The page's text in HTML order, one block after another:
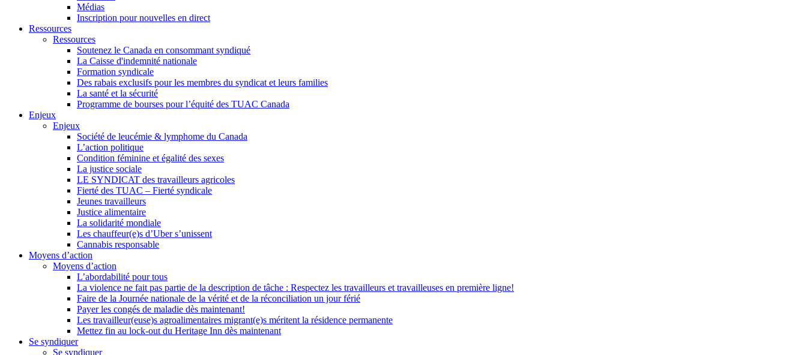
Médias
Inscription pour nouvelles en direct
Ressources
Ressources
Soutenez le Canada en consommant syndiqué
La Caisse d'indemnité nationale
Formation syndicale
Des rabais exclusifs pour les membres du syndicat et leurs families
La santé et la sécurité
Programme de bourses pour l’équité des TUAC Canada
Enjeux
Enjeux
Société de leucémie & lymphome du Canada
L’action politique
Condition féminine et égalité des sexes
La justice sociale
LE SYNDICAT des travailleurs agricoles
Fierté des TUAC – Fierté syndicale
Jeunes travailleurs
Justice alimentaire
La solidarité mondiale
Les chauffeur(e)s d’Uber s’unissent
Cannabis responsable
Moyens d’action
Moyens d’action
L’abordabilité pour tous
La violence ne fait pas partie de la description de tâche : Respectez les travailleurs et travailleuses en première ligne!
Faire de la Journée nationale de la vérité et de la réconciliation un jour férié
Payer les congés de maladie dès maintenant!
Les travailleur(euse)s agroalimentaires migrant(e)s méritent la résidence permanente
Mettez fin au lock-out du Heritage Inn dès maintenant
Se syndiquer
Se syndiquer